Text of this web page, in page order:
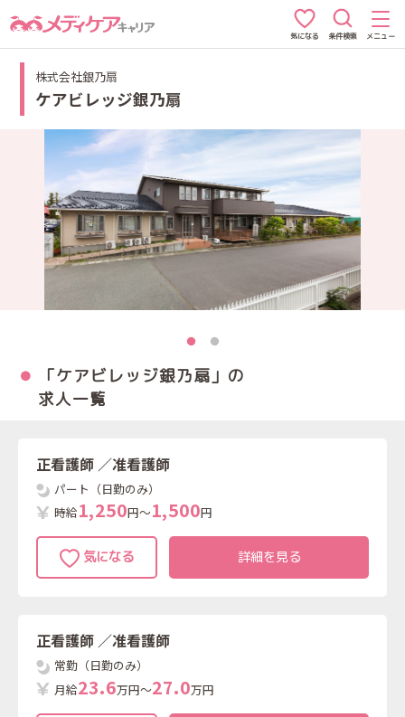
気になる 条件検索 メニュー
株式会社銀乃扇
ケアビレッジ銀乃扇
「ケアビレッジ銀乃扇」の
求人一覧
正看護師 ／准看護師
パート（日勤のみ）
時給1,250円～1,500円
詳細を見る
正看護師 ／准看護師
常勤（日勤のみ）
月給23.6万円～27.0万円